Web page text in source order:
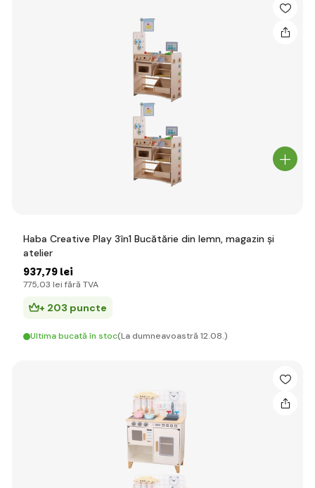
Haba Creative Play 3în1 Bucătărie din lemn, magazin și
atelier
937,79 lei
775,03 lei fără TVA
+ 203 puncte
Ultima bucată în stoc(La dumneavoastră 12.08.)